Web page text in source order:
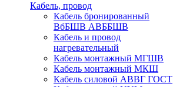
Кабель, провод
Кабель бронированный
ВбБШВ АВББШВ
Кабель и провод
нагревательный
Кабель монтажный МГШВ
Кабель монтажный МКШ
Кабель силовой АВВГ ГОСТ